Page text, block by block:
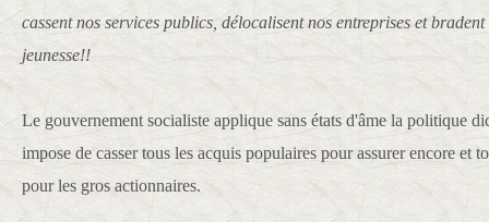
cassent nos services publics, délocalisent nos entreprises et
jeunesse!!
Le gouvernement socialiste applique sans états d'âme la politique
impose de casser tous les acquis populaires pour assurer encore et
pour les gros actionnaires.